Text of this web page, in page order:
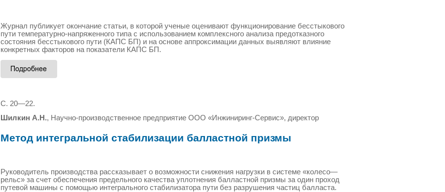
Журнал публикует окончание статьи, в которой ученые оценивают функционирование бесстыкового
пути температурно-напряженного типа с использованием комплексного анализа предотказного
состояния бесстыкового пути (КАПС БП) и на основе аппроксимации данных выявляют влияние
конкретных факторов на показатели КАПС БП.
С. 20—22.
Шилкин А.Н., Научно-производственное предприятие ООО «Инжиниринг-Сервис», директор
Метод интегральной стабилизации балластной призмы
Руководитель производства рассказывает о возможности снижения нагрузки в системе «колесо—
рельс» за счет обеспечения предельного качества уплотнения балластной призмы за один проход
путевой машины с помощью интегрального стабилизатора пути без разрушения частиц балласта.